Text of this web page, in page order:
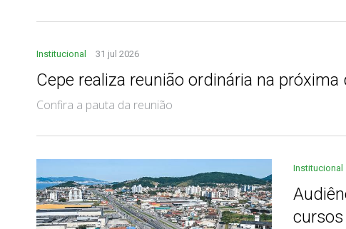
Institucional 31 jul 2026
Cepe realiza reunião ordinária na próxima
Confira a pauta da reunião
Institucional